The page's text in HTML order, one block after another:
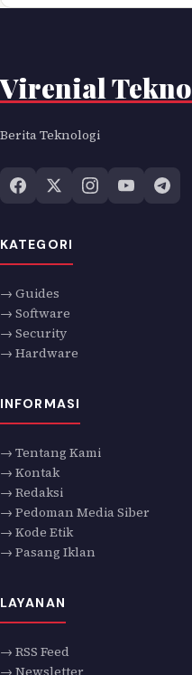
Virenial Tekno
Berita Teknologi
KATEGORI
→ Guides
→ Software
→ Security
→ Hardware
INFORMASI
→ Tentang Kami
→ Kontak
→ Redaksi
→ Pedoman Media Siber
→ Kode Etik
→ Pasang Iklan
LAYANAN
→ RSS Feed
→ Newsletter